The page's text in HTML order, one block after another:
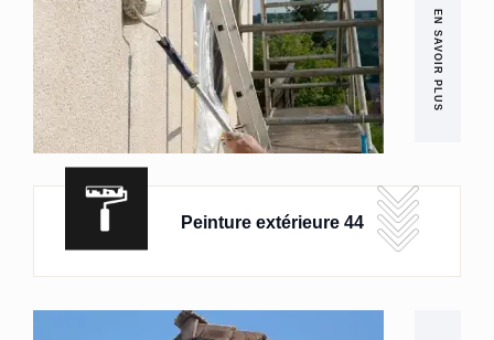
EN SAVOIR PLUS
Peinture extérieure 44